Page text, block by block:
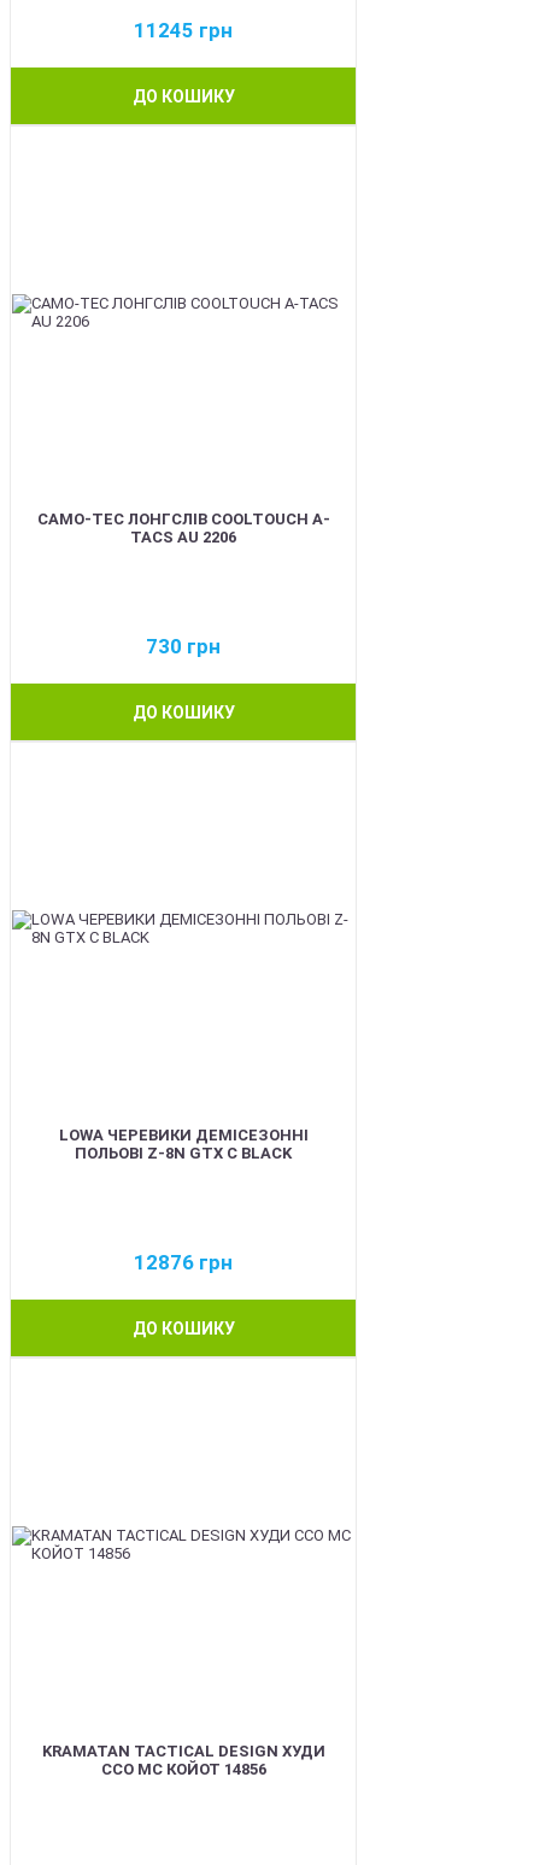
11245 грн
ДО КОШИКУ
CAMO-TEC ЛОНГСЛІВ COOLTOUCH A-
TACS AU 2206
730 грн
ДО КОШИКУ
LOWA ЧЕРЕВИКИ ДЕМІСЕЗОННІ
ПОЛЬОВІ Z-8N GTX C BLACK
12876 грн
ДО КОШИКУ
KRAMATAN TACTICAL DESIGN ХУДИ
ССО МС КОЙОТ 14856